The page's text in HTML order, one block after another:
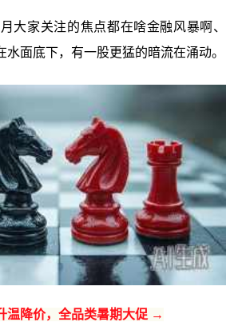
大家关注的焦点都在啥金融风暴啊、
水面底下，有一股更猛的暗流在涌动。
温降价，全品类暑期大促 →